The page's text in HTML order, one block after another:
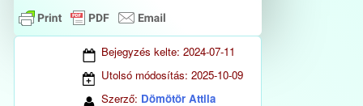
Bejegyzés kelte: 2024-07-11
Utolsó módosítás: 2025-10-09
Szerző: Dömötör Attila